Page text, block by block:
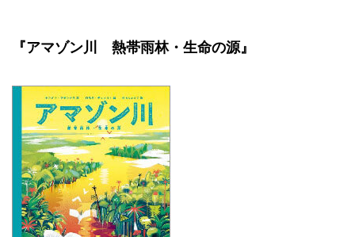
『アマゾン川 熱帯雨林・生命の源』